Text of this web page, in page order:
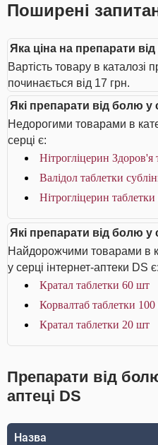
Поширені
Яка ціна на препарати
Вартість товару в каталозі
починається від 17 грн.
Які препарати від болю у
Недорогими товарами в
серці є:
Нітрогліцерин
Валідол таблетки
Нітрогліцерин
Які препарати від болю
Найдорожчими товарами в
у серці інтернет-аптеки DS є:
Кратал таблетки 60 шт
Корвалтаб таблетки
Кратал таблетки 20 шт
Препарати від
аптеці DS
Назва